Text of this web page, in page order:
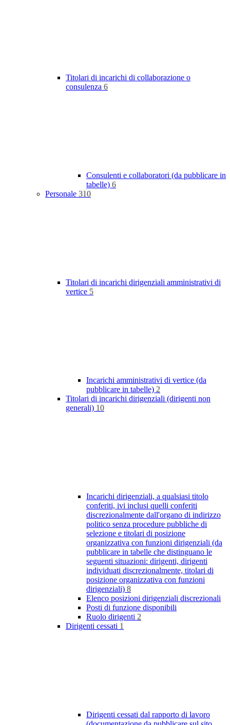
Titolari di incarichi di collaborazione o
consulenza 6
Consulenti e collaboratori (da pubblicare in
tabelle) 6
Personale 310
Titolari di incarichi dirigenziali amministrativi di
vertice 5
Incarichi amministrativi di vertice (da
pubblicare in tabelle) 2
Titolari di incarichi dirigenziali (dirigenti non
generali) 10
Incarichi dirigenziali, a qualsiasi titolo
conferiti, ivi inclusi quelli conferiti
discrezionalmente dall'organo di indirizzo
politico senza procedure pubbliche di
selezione e titolari di posizione
organizzativa con funzioni dirigenziali (da
pubblicare in tabelle che distinguano le
seguenti situazioni: dirigenti, dirigenti
individuati discrezionalmente, titolari di
posizione organizzativa con funzioni
dirigenziali) 8
Elenco posizioni dirigenziali discrezionali
Posti di funzione disponibili
Ruolo dirigenti 2
Dirigenti cessati 1
Dirigenti cessati dal rapporto di lavoro